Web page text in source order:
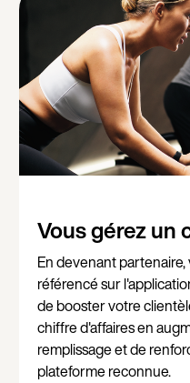
Vous gérez un
En devenant
référencé sur
de booster votre
chiffre d'affaires en
remplissage et de
plateforme reconnue.